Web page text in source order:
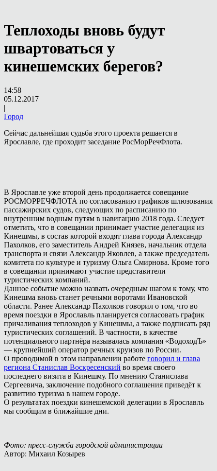
Теплоходы вновь будут
швартоваться у
кинешемских берегов?
14:58
05.12.2017
|
Город
Сейчас дальнейшая судьба этого проекта решается в
Ярославле, где проходит заседание РосМорРечФлота.
В Ярославле уже второй день продолжается совещание
РОСМОРРЕЧФЛОТА по согласованию графиков шлюзования
пассажирских судов, следующих по расписанию по
внутренним водным путям в навигацию 2018 года. Следует
отметить, что в совещании принимает участие делегация из
Кинешмы, в состав которой входят глава города Александр
Пахолков, его заместитель Андрей Князев, начальник отдела
транспорта и связи Александр Яковлев, а также председатель
комитета по культуре и туризму Ольга Смирнова. Кроме того
в совещании принимают участие представители
туристических компаний.
Данное событие можно назвать очередным шагом к тому, что
Кинешма вновь станет речными воротами Ивановской
области. Ранее Александр Пахолков говорил о том, что во
время поездки в Ярославль планируется согласовать график
причаливания теплоходов у Кинешмы, а также подписать ряд
туристических соглашений. В частности, в качестве
потенциального партнёра называлась компания «ВодоходЪ»
— крупнейший оператор речных круизов по России.
О проводимой в этом направлении работе говорил и глава
региона Станислав Воскресенский во время своего
последнего визита в Кинешму. По мнению Станислава
Сергеевича, заключение подобного соглашения приведёт к
развитию туризма в нашем городе.
О результатах поездки кинешемской делегации в Ярославль
мы сообщим в ближайшие дни.
Фото: пресс-служба городской администрации
Автор: Михаил Козырев